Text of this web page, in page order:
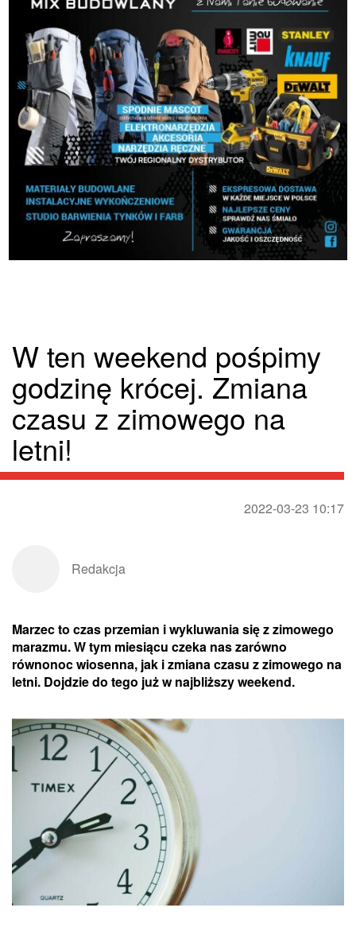
W ten weekend pośpimy
godzinę krócej. Zmiana
czasu z zimowego na
letni!
2022-03-23 10:17
Redakcja
Marzec to czas przemian i wykluwania się z zimowego
marazmu. W tym miesiącu czeka nas zarówno
równonoc wiosenna, jak i zmiana czasu z zimowego na
letni. Dojdzie do tego już w najbliższy weekend.